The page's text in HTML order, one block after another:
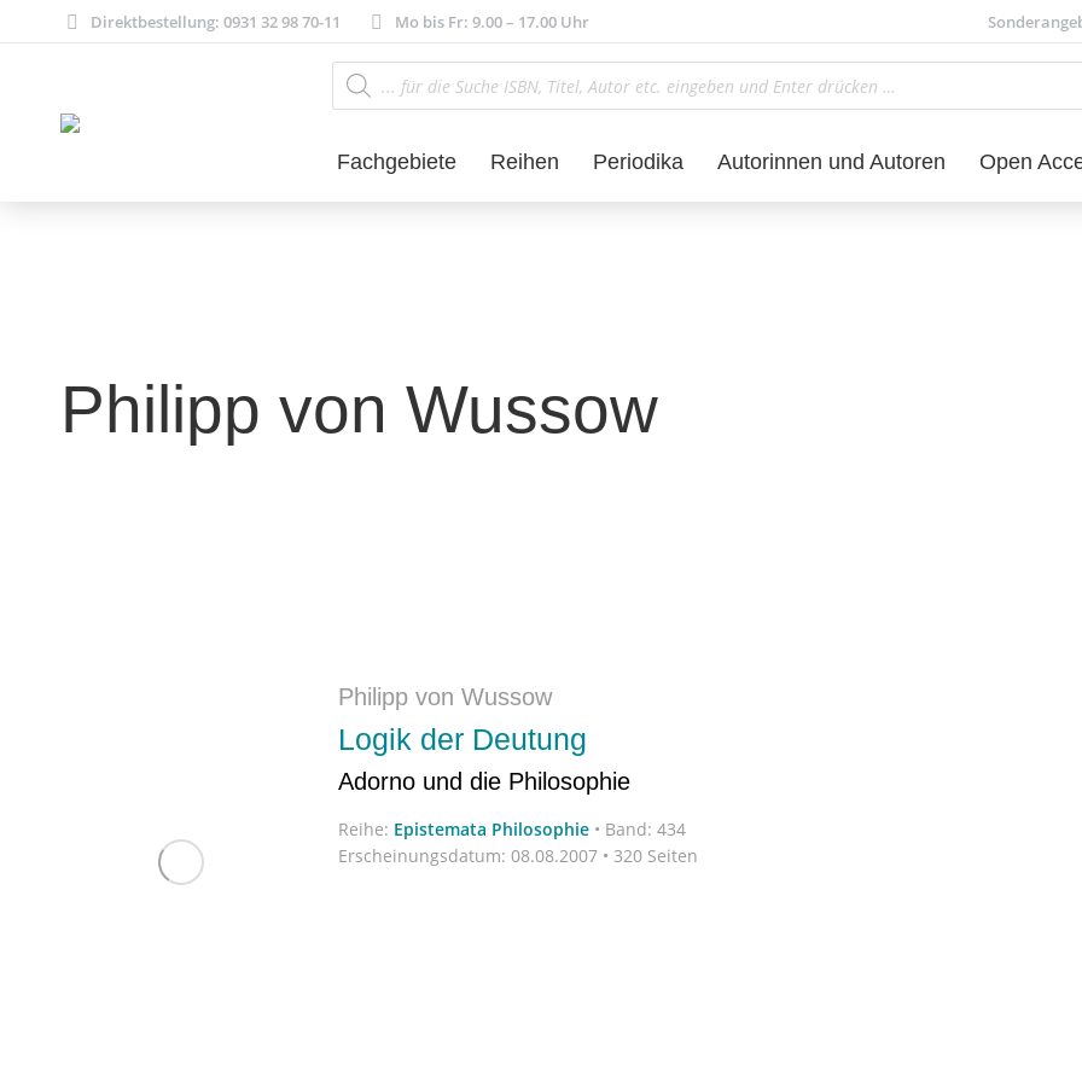
Direktbestellung: 0931 32 98 70-11 Mo bis Fr: 9.00 – 17.00 Uhr
Products
search
Fachgebiete Reihen Periodika Autorinnen und Autoren Open
Philipp von Wussow
Philipp von Wussow
Logik der Deutung
Adorno und die Philosophie
Reihe: Epistemata Philosophie • Band: 434
Erscheinungsdatum: 08.08.2007 • 320 Seiten